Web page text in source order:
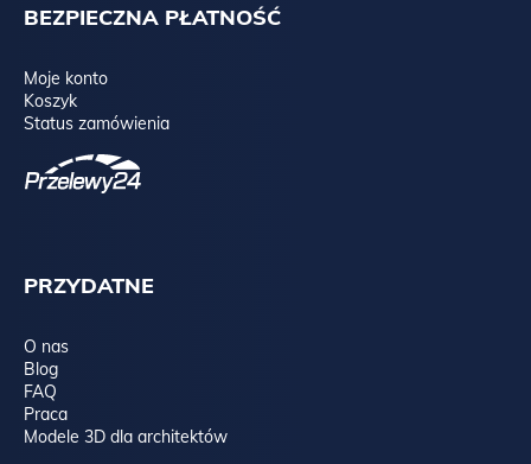
BEZPIECZNA PŁATNOŚĆ
Moje konto
Koszyk
Status zamówienia
PRZYDATNE
O nas
Blog
FAQ
Praca
Modele 3D dla architektów